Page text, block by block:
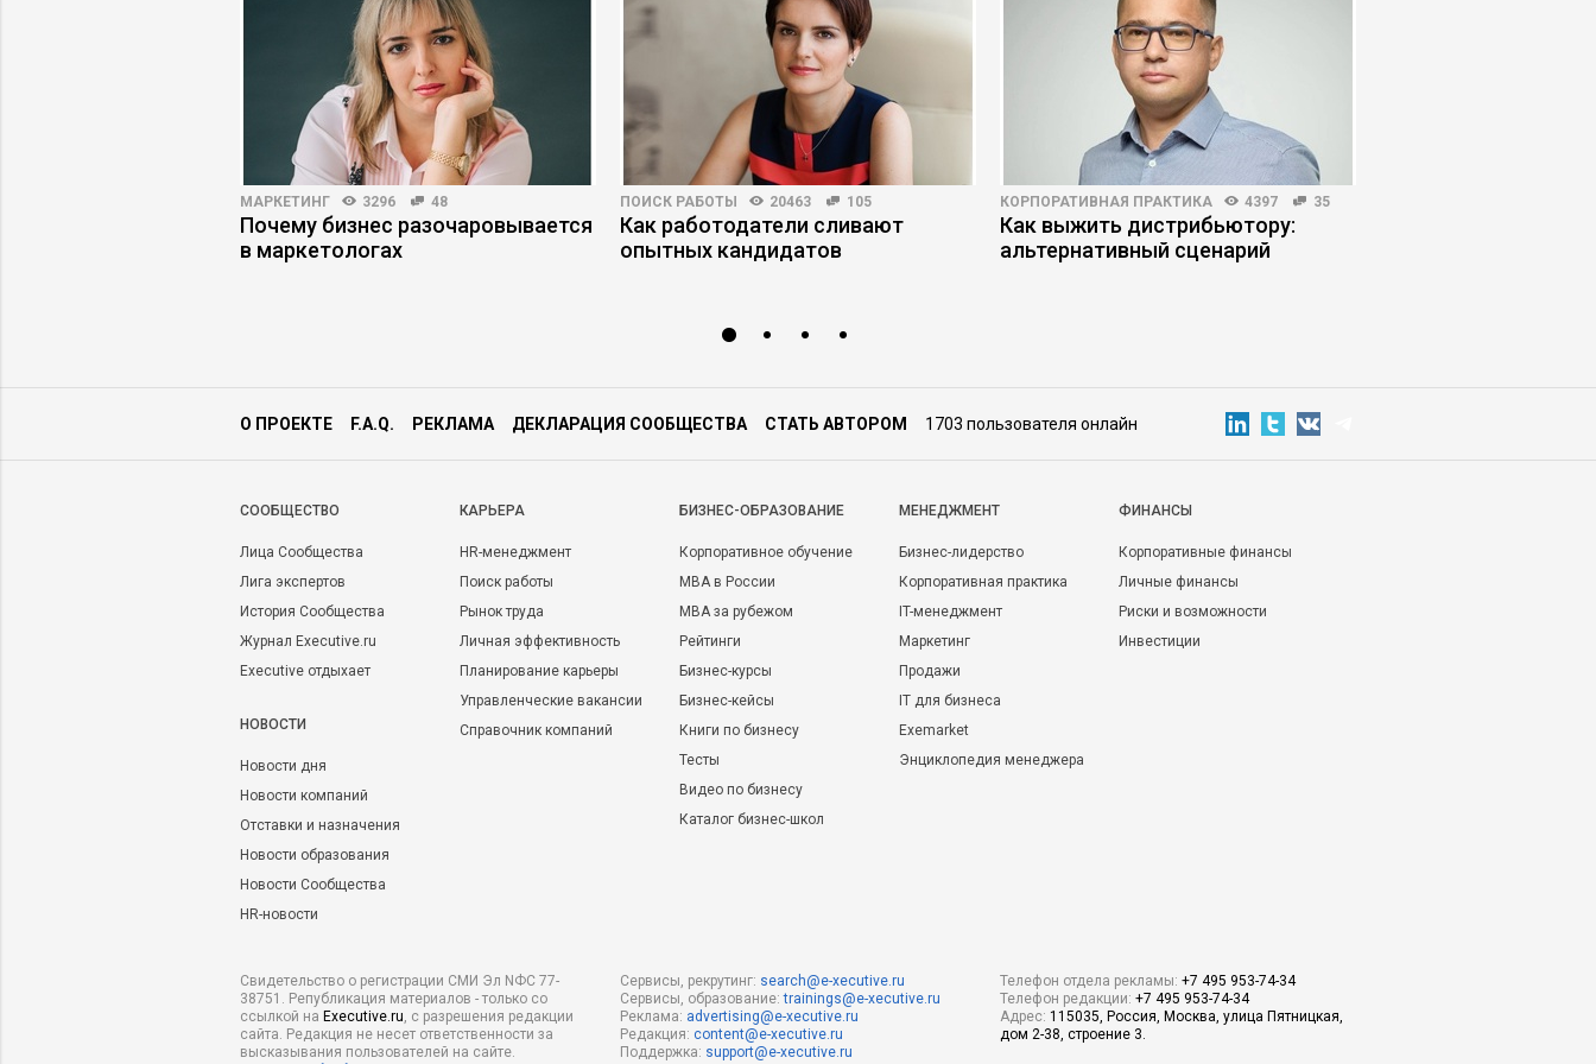
МАРКЕТИНГ 3296 48
Почему бизнес разочаровывается
в маркетологах
ПОИСК РАБОТЫ 20463 105
Как работодатели сливают
опытных кандидатов
КОРПОРАТИВНАЯ ПРАКТИКА 4397 35
Как выжить дистрибьютору:
альтернативный сценарий
О ПРОЕКТЕ F.A.Q. РЕКЛАМА ДЕКЛАРАЦИЯ СООБЩЕСТВА СТАТЬ АВТОРОМ 1703 пользователя онлайн
CООБЩЕСТВО
Лица Сообщества
Лига экспертов
История Сообщества
Журнал Executive.ru
Executive отдыхает
НОВОСТИ
Новости дня
Новости компаний
Отставки и назначения
Новости образования
Новости Сообщества
HR-новости
КАРЬЕРА
HR-менеджмент
Поиск работы
Рынок труда
Личная эффективность
Планирование карьеры
Управленческие вакансии
Справочник компаний
БИЗНЕС-ОБРАЗОВАНИЕ
Корпоративное обучение
MBA в России
MBA за рубежом
Рейтинги
Бизнес-курсы
Бизнес-кейсы
Книги по бизнесу
Тесты
Видео по бизнесу
Каталог бизнес-школ
МЕНЕДЖМЕНТ
Бизнес-лидерство
Корпоративная практика
IT-менеджмент
Маркетинг
Продажи
IT для бизнеса
Exemarket
Энциклопедия менеджера
ФИНАНСЫ
Корпоративные финансы
Личные финансы
Риски и возможности
Инвестиции
Свидетельство о регистрации СМИ Эл NФС 77-
38751. Републикация материалов - только со
ссылкой на Executive.ru, с разрешения редакции
сайта. Редакция не несет ответственности за
высказывания пользователей на сайте.
Сервисы, рекрутинг: search@e-xecutive.ru
Сервисы, образование:trainings@e-xecutive.ru
Реклама: advertising@e-xecutive.ru
Редакция: content@e-xecutive.ru
Поддержка: support@e-xecutive.ru
Телефон отдела рекламы: +7 495 953-74-34
Телефон редакции: +7 495 953-74-34
Адрес: 115035, Россия, Москва, улица Пятницкая,
дом 2-38, строение 3.